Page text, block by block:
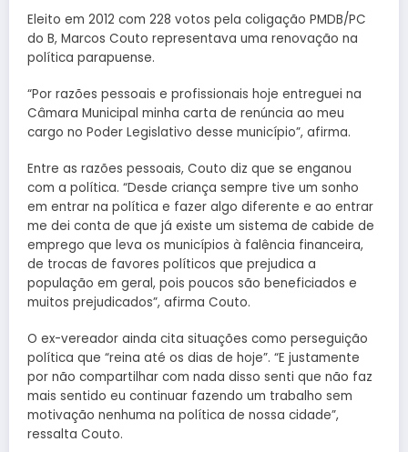
Eleito em 2012 com 228 votos pela coligação PMDB/PC
do B, Marcos Couto representava uma renovação na
política parapuense.
“Por razões pessoais e profissionais hoje entreguei na
Câmara Municipal minha carta de renúncia ao meu
cargo no Poder Legislativo desse município”, afirma.
Entre as razões pessoais, Couto diz que se enganou
com a política. “Desde criança sempre tive um sonho
em entrar na política e fazer algo diferente e ao entrar
me dei conta de que já existe um sistema de cabide de
emprego que leva os municípios à falência financeira,
de trocas de favores políticos que prejudica a
população em geral, pois poucos são beneficiados e
muitos prejudicados”, afirma Couto.
O ex-vereador ainda cita situações como perseguição
política que “reina até os dias de hoje”. “E justamente
por não compartilhar com nada disso senti que não faz
mais sentido eu continuar fazendo um trabalho sem
motivação nenhuma na política de nossa cidade”,
ressalta Couto.